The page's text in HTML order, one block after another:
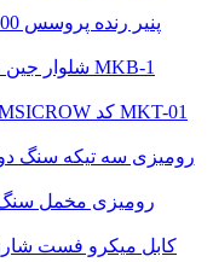
پنیر رنده پروسس 1000 کیلو گرمی دگا
شلوار جین مردانه کنزو مدل MKB-1
تیشرت مردانه طرح MSICROW کد MKT-01
رومیزی سه تیکه سنگ
رومیزی مخمل سنگ
کابل میکرو فست